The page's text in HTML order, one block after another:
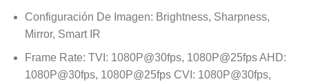
Configuración De Imagen: Brightness, Sharpness,
Mirror, Smart IR
Frame Rate: TVI: 1080P@30fps, 1080P@25fps AHD:
1080P@30fps, 1080P@25fps CVI: 1080P@30fps,